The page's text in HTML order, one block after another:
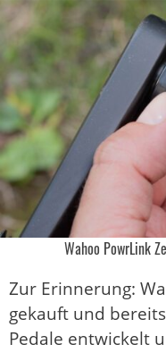
Wahoo PowrLink
Zur Erinnerung:
gekauft und
Pedale entwickelt